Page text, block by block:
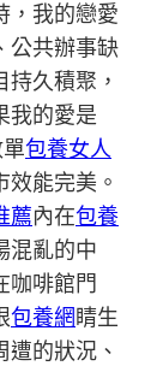
，我的戀愛
公共辦事缺
久積聚，
我的愛是
包養女人
能完美。
薦內在包養
混亂的中
咖啡館門
包養網睛生
的狀況、